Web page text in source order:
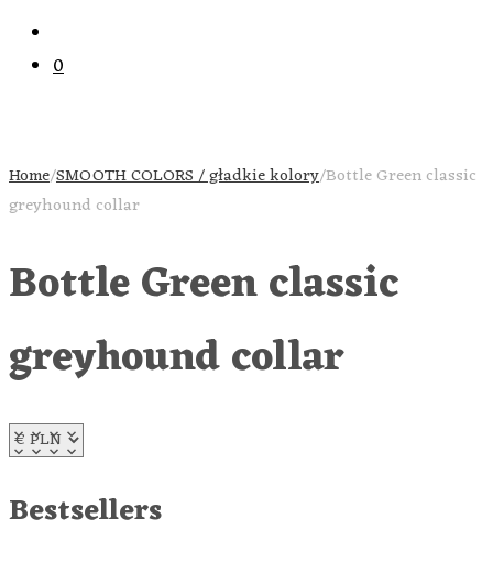
0
Home/SMOOTH COLORS / gładkie kolory/Bottle Green classic
greyhound collar
Bottle Green classic
greyhound collar
Bestsellers